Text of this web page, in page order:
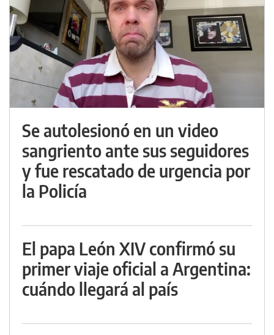
Se autolesionó en un video
sangriento ante sus seguidores
y fue rescatado de urgencia por
la Policía
El papa León XIV confirmó su
primer viaje oficial a Argentina:
cuándo llegará al país